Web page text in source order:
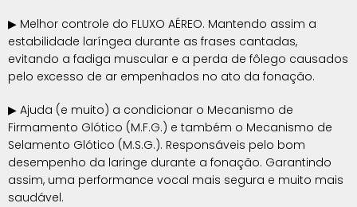
▶ Melhor controle do FLUXO AÉREO. Mantendo assim a
estabilidade laríngea durante as frases cantadas,
evitando a fadiga muscular e a perda de fôlego causados
pelo excesso de ar empenhados no ato da fonação.
▶ Ajuda (e muito) a condicionar o Mecanismo de
Firmamento Glótico (M.F.G.) e também o Mecanismo de
Selamento Glótico (M.S.G.). Responsáveis pelo bom
desempenho da laringe durante a fonação. Garantindo
assim, uma performance vocal mais segura e muito mais
saudável.